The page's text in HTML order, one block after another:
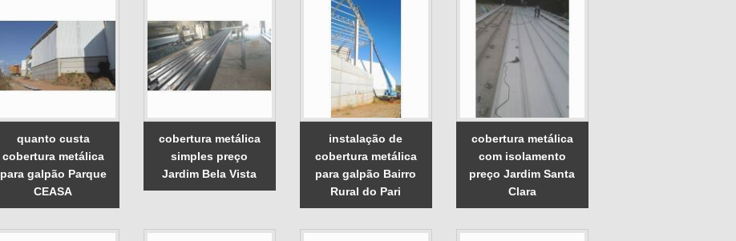
quanto custa
cobertura metálica
para galpão Parque
CEASA
cobertura metálica
simples preço
Jardim Bela Vista
instalação de
cobertura metálica
para galpão Bairro
Rural do Pari
cobertura metálica
com isolamento
preço Jardim Santa
Clara